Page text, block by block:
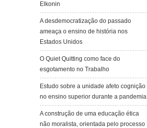
Elkonin
A desdemocratização do passado
ameaça o ensino de história nos
Estados Unidos
O Quiet Quitting como face do
esgotamento no Trabalho
Estudo sobre a unidade afeto cognição
no ensino superior durante a pandemia
A construção de uma educação ética
não moralista, orientada pelo processo